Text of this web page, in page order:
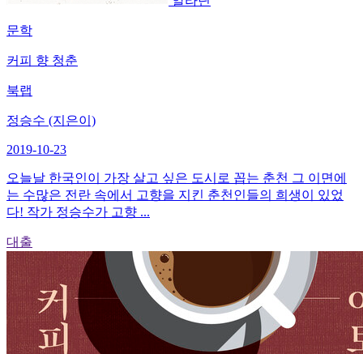
문학
커피 향 청춘
북랩
정승수 (지은이)
2019-10-23
오늘날 한국인이 가장 살고 싶은 도시로 꼽는 춘천 그 이면에
는 수많은 전란 속에서 고향을 지킨 춘천인들의 희생이 있었
다! 작가 정승수가 고향 ...
대출